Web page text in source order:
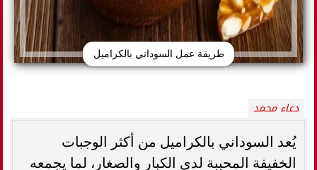
طريقة عمل السوداني بالكراميل
دعاء محمد
يُعد السوداني بالكراميل من أكثر الوجبات
الخفيفة المحببة لدى الكبار والصغار، لما يجمعه